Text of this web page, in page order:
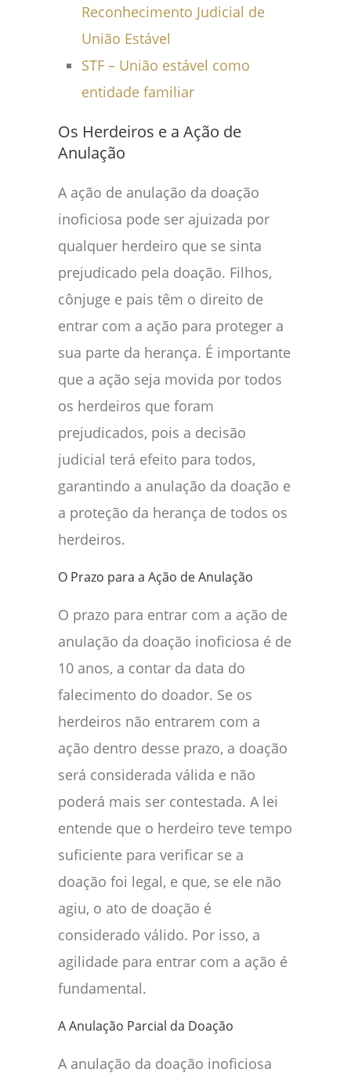
Reconhecimento Judicial de
União Estável
STF – União estável como
entidade familiar
Os Herdeiros e a Ação de
Anulação
A ação de anulação da doação
inoficiosa pode ser ajuizada por
qualquer herdeiro que se sinta
prejudicado pela doação. Filhos,
cônjuge e pais têm o direito de
entrar com a ação para proteger a
sua parte da herança. É importante
que a ação seja movida por todos
os herdeiros que foram
prejudicados, pois a decisão
judicial terá efeito para todos,
garantindo a anulação da doação e
a proteção da herança de todos os
herdeiros.
O Prazo para a Ação de Anulação
O prazo para entrar com a ação de
anulação da doação inoficiosa é de
10 anos, a contar da data do
falecimento do doador. Se os
herdeiros não entrarem com a
ação dentro desse prazo, a doação
será considerada válida e não
poderá mais ser contestada. A lei
entende que o herdeiro teve tempo
suficiente para verificar se a
doação foi legal, e que, se ele não
agiu, o ato de doação é
considerado válido. Por isso, a
agilidade para entrar com a ação é
fundamental.
A Anulação Parcial da Doação
A anulação da doação inoficiosa